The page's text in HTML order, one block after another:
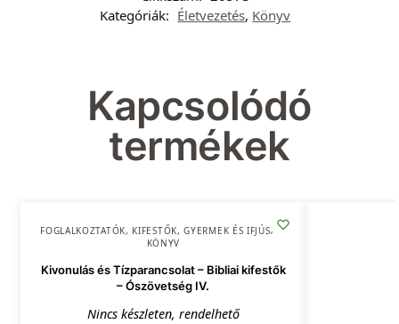
Kategóriák: Életvezetés, Könyv
Kapcsolódó
termékek
FOGLALKOZTATÓK, KIFESTŐK,GYERMEK ÉS IFJÚSÁG,
KÖNYV
Kivonulás és Tízparancsolat – Bibliai kifestők
– Ószövetség IV.
Nincs készleten, rendelhető